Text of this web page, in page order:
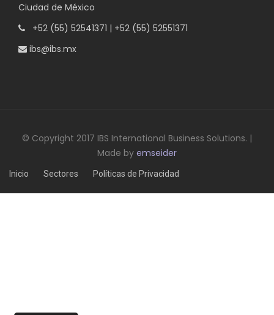
Ciudad de México
+52 (55) 52541371 | +52 (55) 52551371
ibs@ibs.mx
© Copyright 2017 IBS International Business Solutions. |
Made by emseider
Inicio Sectores Políticas de Privacidad